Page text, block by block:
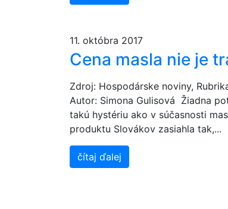
11. októbra 2017
Cena masla nie je
Zdroj: Hospodárske noviny,
Autor: Simona Gulisová Žiadna
takú hystériu ako v súčasnosti
produktu Slovákov zasiahla tak,...
čítaj ďalej